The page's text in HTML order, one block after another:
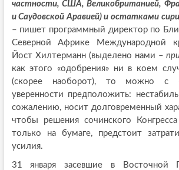
частности, США, Великобританией,
и Саудовской Аравией) и остатками
– пишет программный директор по
Северной Африке Международной
Йост Хилтерманн (выделено нами –
как этого «одобрения» ни в коем
(скорее наоборот), то можно с
уверенности предположить:
сожалению, носит долговременный
чтобы решения сочинского
только на бумаге, предстоит
усилия.
31 января засевшие в Восточной